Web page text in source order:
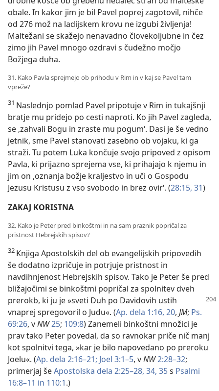
obale. In kakor jim je bil Pavel poprej zagotovil, nihče
od 276 mož na ladijskem krovu ne izgubi življenja!
Maltežani se skažejo nenavadno človekoljubne in čez
zimo jih Pavel mnogo ozdravi s čudežno močjo
Božjega duha.
31. Kako Pavla sprejmejo ob prihodu v Rim in v kaj se Pavel tam
vpreže?
31 Naslednjo pomlad Pavel pripotuje v Rim in tukajšnji
bratje mu pridejo po cesti naproti. Ko jih Pavel zagleda,
se ,zahvali Bogu in zraste mu pogum‘. Dasi je še vedno
jetnik, sme Pavel stanovati zasebno ob vojaku, ki ga
straži. Tu potem Luka končuje svojo pripoved z opisom
Pavla, ki prijazno sprejema vse, ki prihajajo k njemu in
jim on ,oznanja božje kraljestvo in uči o Gospodu
Jezusu Kristusu z vso svobodo in brez ovir‘. (28:15, 31)
ZAKAJ KORISTNA
32. Kako je Peter pred binkoštmi in na sam praznik popričal za
pristnost Hebrejskih spisov?
32 Knjiga Apostolskih del ob evangelijskih pripovedih
še dodatno izpričuje in potrjuje pristnost in
navdihnjenost Hebrejskih spisov. Tako je Peter še pred
bližajočimi se binkoštmi popričal za spolnitev dveh
prerokb, ki ju je »sveti Duh po Davidovih ustih
vnaprej spregovoril o Judu«. (Ap. dela 1:16, 20, JM; Ps.
69:26, vNW25; 109:8) Zanemeli binkoštni množici je
prav tako Peter povedal, da so ravnokar priče nič manj
kot spolnitvi tega, »kar je bilo napovedano po preroku
Joelu«. (Ap. dela 2:16–21; Joel 3:1–5, vNW2:28–32;
primerjaj šeApostolska dela 2:25–28, 34, 35s Psalmi
16:8–11 in 110:1.)